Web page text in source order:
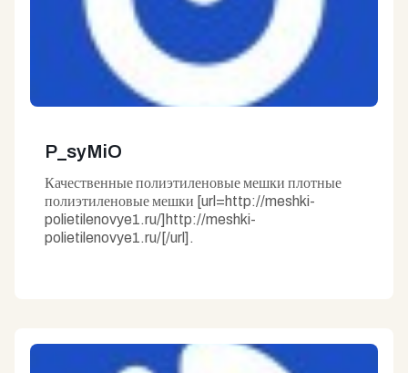
P_syMiO
Качественные полиэтиленовые мешки плотные
полиэтиленовые мешки [url=http://meshki-
polietilenovye1.ru/]http://meshki-
polietilenovye1.ru/[/url].